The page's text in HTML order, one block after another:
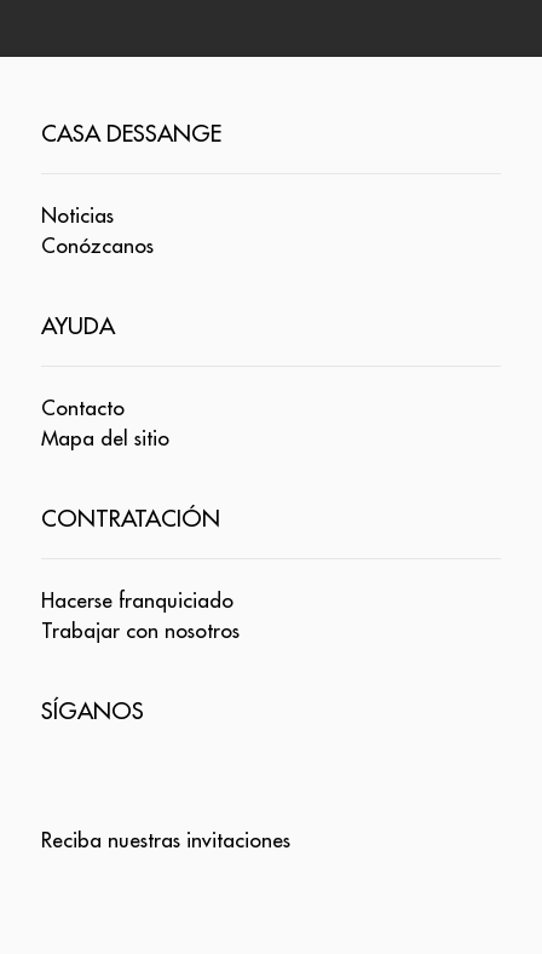
CASA DESSANGE
Noticias
Conózcanos
AYUDA
Contacto
Mapa del sitio
CONTRATACIÓN
Hacerse franquiciado
Trabajar con nosotros
SÍGANOS
Reciba nuestras invitaciones